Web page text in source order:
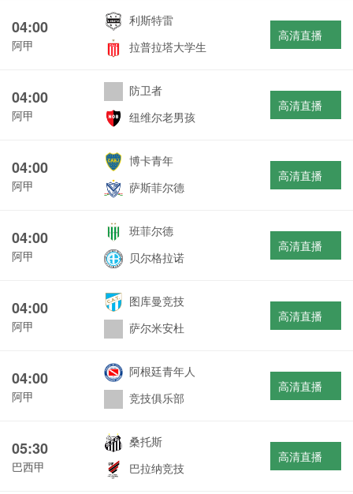
04:00
阿甲
利斯特雷
拉普拉塔大学生
高清直播
04:00
阿甲
防卫者
纽维尔老男孩
高清直播
04:00
阿甲
博卡青年
萨斯菲尔德
高清直播
04:00
阿甲
班菲尔德
贝尔格拉诺
高清直播
04:00
阿甲
图库曼竞技
萨尔米安杜
高清直播
04:00
阿甲
阿根廷青年人
竞技俱乐部
高清直播
05:30
巴西甲
桑托斯
巴拉纳竞技
高清直播